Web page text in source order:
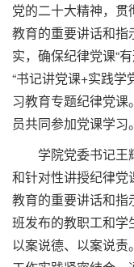
党的二十大精神，
教育的重要讲话和指
实，确保纪律党课“
“书记讲党课+实践学
习教育专题纪律党
员共同参加党课学习。
学院党委书记王
和针对性讲授纪律党
教育的重要讲话和指
班发布的教职工和学
以案说德、以案说